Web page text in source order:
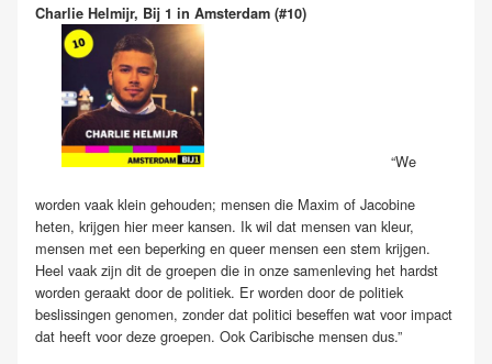
Charlie Helmijr, Bij 1 in Amsterdam (#10)
“We
worden vaak klein gehouden; mensen die Maxim of Jacobine
heten, krijgen hier meer kansen. Ik wil dat mensen van kleur,
mensen met een beperking en queer mensen een stem krijgen.
Heel vaak zijn dit de groepen die in onze samenleving het hardst
worden geraakt door de politiek. Er worden door de politiek
beslissingen genomen, zonder dat politici beseffen wat voor impact
dat heeft voor deze groepen. Ook Caribische mensen dus.”